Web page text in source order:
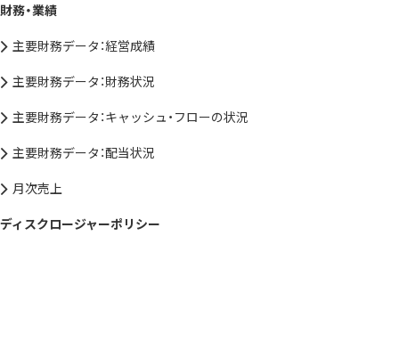
財務・業績
主要財務データ：経営成績
主要財務データ：財務状況
主要財務データ：キャッシュ・フローの状況
主要財務データ：配当状況
月次売上
ディスクロージャーポリシー